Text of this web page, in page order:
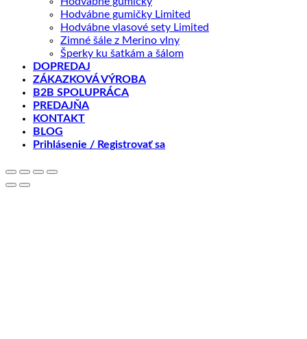
Hodvábne gumičky Limited
Hodvábne vlasové sety Limited
Zimné šále z Merino vlny
Šperky ku šatkám a šálom
DOPREDAJ
ZÁKAZKOVÁ VÝROBA
B2B SPOLUPRÁCA
PREDAJŇA
KONTAKT
BLOG
Prihlásenie / Registrovať sa